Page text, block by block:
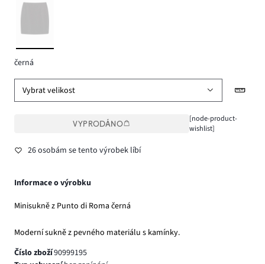
černá
Vybrat velikost
VYPRODÁNO
[node-product-
wishlist]
26 osobám se tento výrobek líbí
Informace o výrobku
Minisukně z Punto di Roma černá
Moderní sukně z pevného materiálu s kamínky.
Číslo zboží90999195